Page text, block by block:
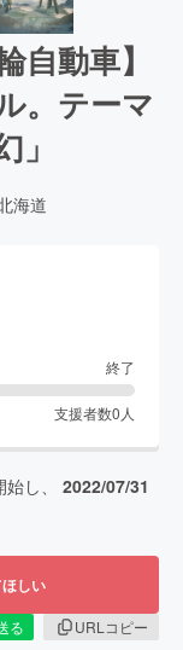
自動車】
。テーマ
」
海道
終了
支援者数0 人
し、 2022/07/31
しい
る
URLコピー